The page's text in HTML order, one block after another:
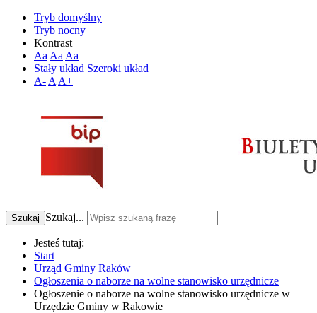
Tryb domyślny
Tryb nocny
Kontrast
Aa Aa Aa
Stały układ Szeroki układ
A- A A+
Szukaj Szukaj...
Jesteś tutaj:
Start
Urząd Gminy Raków
Ogłoszenia o naborze na wolne stanowisko urzędnicze
Ogłoszenie o naborze na wolne stanowisko urzędnicze w
Urzędzie Gminy w Rakowie